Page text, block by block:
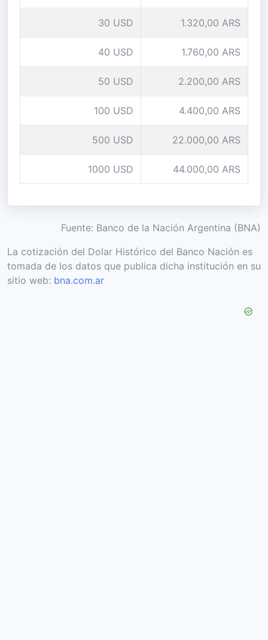
30 USD 1.320,00 ARS
40 USD 1.760,00 ARS
50 USD 2.200,00 ARS
100 USD 4.400,00 ARS
500 USD 22.000,00 ARS
1000 USD 44.000,00 ARS
Fuente: Banco de la Nación Argentina (BNA)
La cotización del Dolar Histórico del Banco Nación es
tomada de los datos que publica dicha institución en su
sitio web: bna.com.ar